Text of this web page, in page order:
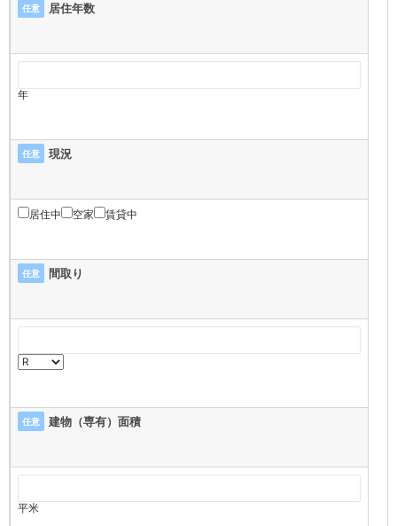
任意 居住年数
年
任意 現況
居住中 空家 賃貸中
任意 間取り
任意 建物（専有）面積
平米